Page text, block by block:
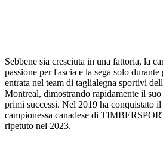
Sebbene sia cresciuta in una fattoria, la
passione per l'ascia e la sega solo
entrata nel team di taglialegna sportivi
Montreal, dimostrando rapidamente il
primi successi. Nel 2019 ha conquistato
campionessa canadese di
ripetuto nel 2023.